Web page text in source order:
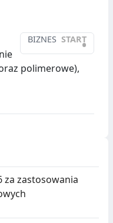
BIZNES START
•
polimerowe),
za zastosowania